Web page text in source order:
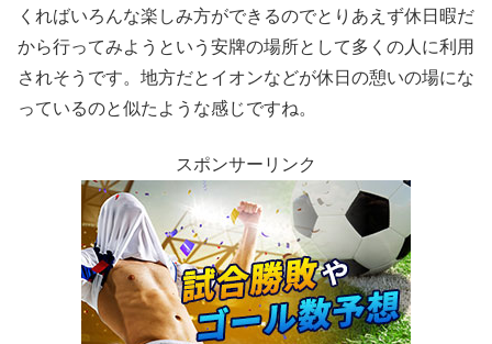
くればいろんな楽しみ方ができるのでとりあえず休日暇だ
から行ってみようという安牌の場所として多くの人に利用
されそうです。地方だとイオンなどが休日の憩いの場にな
っているのと似たような感じですね。
スポンサーリンク